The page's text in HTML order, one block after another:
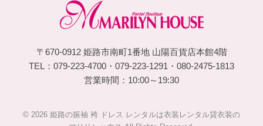
〒670-0912 姫路市南町1番地 山陽百貨店本館4階
TEL：079-223-4700・079-223-1291・080-2475-1813
営業時間：10:00～19:30
© 2026 姫路の振袖 袴 ドレス レンタルは衣装レンタル貸衣装の